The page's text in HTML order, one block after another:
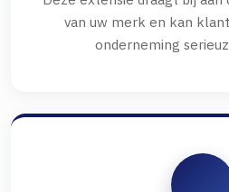
van uw merk en kan
onderneming